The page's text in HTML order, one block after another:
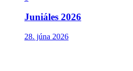
Juniáles 2026
28. júna 2026